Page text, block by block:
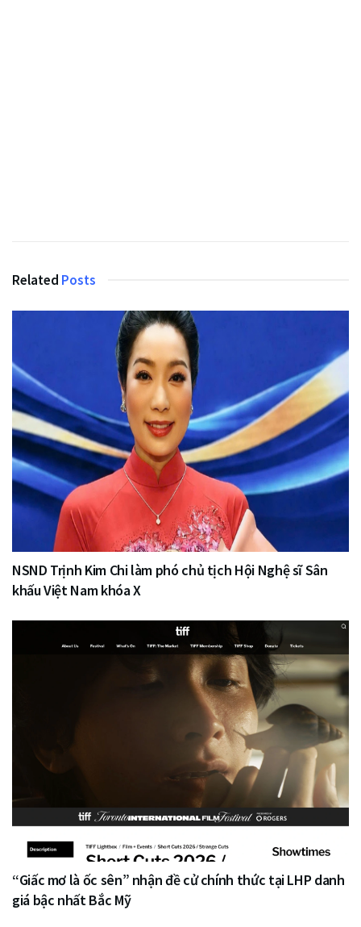
Related Posts
NSND Trịnh Kim Chi làm phó chủ tịch Hội Nghệ sĩ Sân
khấu Việt Nam khóa X
“Giấc mơ là ốc sên” nhận đề cử chính thức tại LHP danh
giá bậc nhất Bắc Mỹ